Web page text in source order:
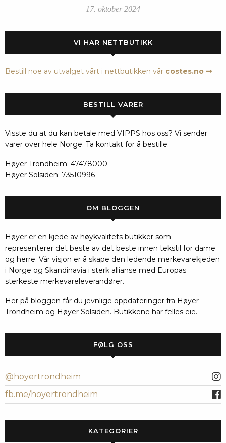
17. oktober 2024
VI HAR NETTBUTIKK
Bestill noe av utvalget vårt i nettbutikken vår costes.no
BESTILL VARER
Visste du at du kan betale med VIPPS hos oss? Vi sender
varer over hele Norge. Ta kontakt for å bestille:
Høyer Trondheim: 47478000
Høyer Solsiden: 73510996
OM BLOGGEN
Høyer er en kjede av høykvalitets butikker som
representerer det beste av det beste innen tekstil for dame
og herre. Vår visjon er å skape den ledende merkevarekjeden
i Norge og Skandinavia i sterk allianse med Europas
sterkeste merkevareleverandører.
Her på bloggen får du jevnlige oppdateringer fra Høyer
Trondheim og Høyer Solsiden. Butikkene har felles eie.
FØLG OSS
@hoyertrondheim
fb.me/hoyertrondheim
KATEGORIER